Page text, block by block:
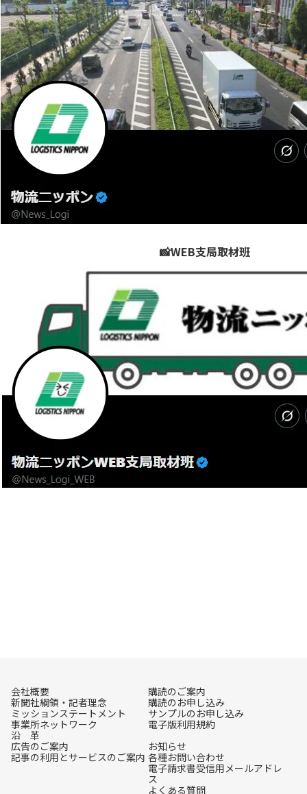
📸WEB支局取材班
会社概要
新聞社綱領・記者理念
ミッションステートメント
事業所ネットワーク
沿 革
購読のご案内
購読のお申し込み
サンプルのお申し込み
電子版利用規約
広告のご案内
記事の利用とサービスのご案内
お知らせ
各種お問い合わせ
電子請求書受信用メールアドレ
ス
よくある質問